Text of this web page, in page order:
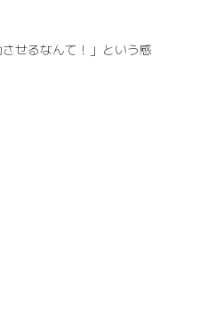
せるなんて！」という感